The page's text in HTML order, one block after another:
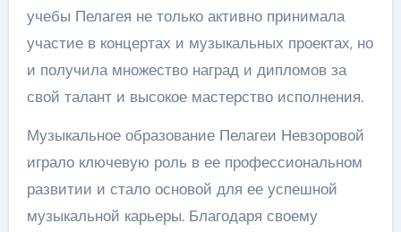
учебы Пелагея не только активно принимала
участие в концертах и музыкальных проектах, но
и получила множество наград и дипломов за
свой талант и высокое мастерство исполнения.
Музыкальное образование Пелагеи Невзоровой
играло ключевую роль в ее профессиональном
развитии и стало основой для ее успешной
музыкальной карьеры. Благодаря своему